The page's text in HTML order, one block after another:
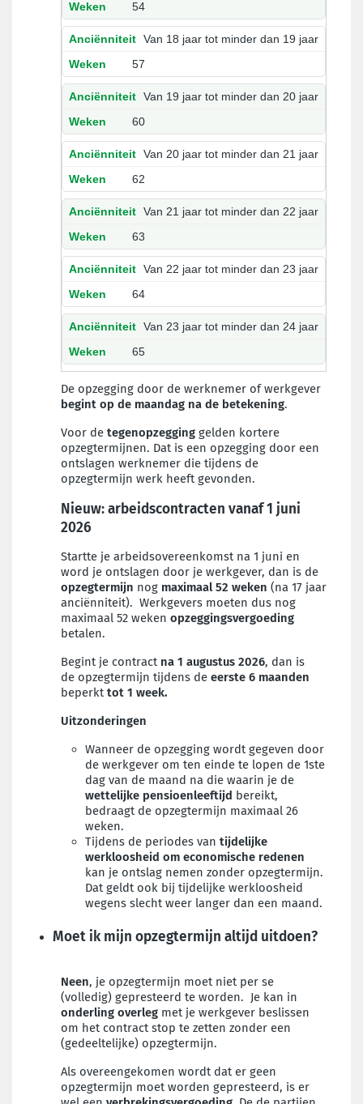
54
Van 18 jaar tot minder dan 19 jaar
57
Van 19 jaar tot minder dan 20 jaar
60
Van 20 jaar tot minder dan 21 jaar
62
Van 21 jaar tot minder dan 22 jaar
63
Van 22 jaar tot minder dan 23 jaar
64
Van 23 jaar tot minder dan 24 jaar
65
De opzegging door de werknemer of werkgever
begint op de maandag na de betekening.
Voor de tegenopzegging gelden kortere
opzegtermijnen. Dat is een opzegging door een
ontslagen werknemer die tijdens de
opzegtermijn werk heeft gevonden.
Nieuw: arbeidscontracten vanaf 1 juni
2026
Startte je arbeidsovereenkomst na 1 juni en
word je ontslagen door je werkgever, dan is de
opzegtermijn nog maximaal 52 weken (na 17 jaar
anciënniteit). Werkgevers moeten dus nog
maximaal 52 weken opzeggingsvergoeding
betalen.
Begint je contract na 1 augustus 2026, dan is
de opzegtermijn tijdens de eerste 6 maanden
beperkt tot 1 week.
Uitzonderingen
Wanneer de opzegging wordt gegeven door
de werkgever om ten einde te lopen de 1ste
dag van de maand na die waarin je de
wettelijke pensioenleeftijd bereikt,
bedraagt de opzegtermijn maximaal 26
weken.
Tijdens de periodes van tijdelijke
werkloosheid om economische redenen
kan je ontslag nemen zonder opzegtermijn.
Dat geldt ook bij tijdelijke werkloosheid
wegens slecht weer langer dan een maand.
Moet ik mijn opzegtermijn altijd uitdoen?
Neen, je opzegtermijn moet niet per se
(volledig) gepresteerd te worden. Je kan in
onderling overleg met je werkgever beslissen
om het contract stop te zetten zonder een
(gedeeltelijke) opzegtermijn.
Als overeengekomen wordt dat er geen
opzegtermijn moet worden gepresteerd, is er